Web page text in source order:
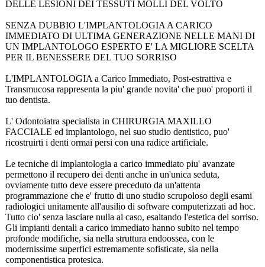
DELLE LESIONI DEI TESSUTI MOLLI DEL VOLTO
SENZA DUBBIO L'IMPLANTOLOGIA A CARICO
IMMEDIATO DI ULTIMA GENERAZIONE NELLE MANI DI
UN IMPLANTOLOGO ESPERTO E' LA MIGLIORE SCELTA
PER IL BENESSERE DEL TUO SORRISO
L'IMPLANTOLOGIA a Carico Immediato, Post-estrattiva e
Transmucosa rappresenta la piu' grande novita' che puo' proporti il
tuo dentista.
L' Odontoiatra specialista in CHIRURGIA MAXILLO
FACCIALE ed implantologo, nel suo studio dentistico, puo'
ricostruirti i denti ormai persi con una radice artificiale.
Le tecniche di implantologia a carico immediato piu' avanzate
permettono il recupero dei denti anche in un'unica seduta,
ovviamente tutto deve essere preceduto da un'attenta
programmazione che e' frutto di uno studio scrupoloso degli esami
radiologici unitamente all'ausilio di software computerizzati ad hoc.
Tutto cio' senza lasciare nulla al caso, esaltando l'estetica del sorriso.
Gli impianti dentali a carico immediato hanno subito nel tempo
profonde modifiche, sia nella struttura endoossea, con le
modernissime superfici estremamente sofisticate, sia nella
componentistica protesica.